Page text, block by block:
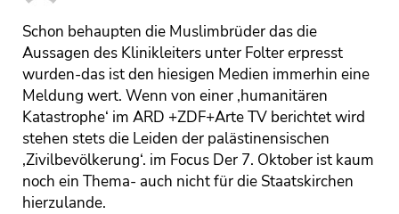
Schon behaupten die Muslimbrüder das die
Aussagen des Klinikleiters unter Folter erpresst
wurden-das ist den hiesigen Medien immerhin eine
Meldung wert. Wenn von einer ‚humanitären
Katastrophe‘ im ARD +ZDF+Arte TV berichtet wird
stehen stets die Leiden der palästinensischen
‚Zivilbevölkerung‘. im Focus Der 7. Oktober ist kaum
noch ein Thema- auch nicht für die Staatskirchen
hierzulande.